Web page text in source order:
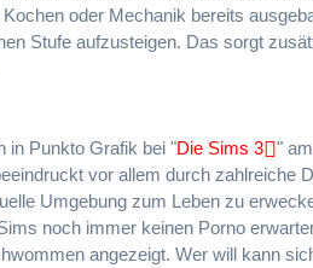
oder Mechanik bereits
Stufe aufzusteigen. Das sorgt
in Punkto Grafik bei "Die Sims 3
"
vor allem durch zahlreiche
Umgebung zum Leben zu
noch immer keinen Porno
angezeigt. Wer will kann